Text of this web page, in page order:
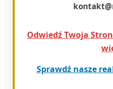
Odwiedź Twoja
Sprawdź nasze